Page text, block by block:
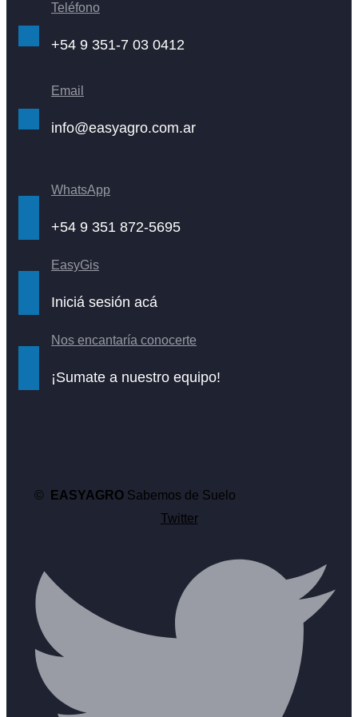
Teléfono
+54 9 351-7 03 0412
Email
info@easyagro.com.ar
WhatsApp
+54 9 351 872-5695
EasyGis
Iniciá sesión acá
Nos encantaría conocerte
¡Sumate a nuestro equipo!
© EASYAGRO Sabemos de Suelo
Twitter